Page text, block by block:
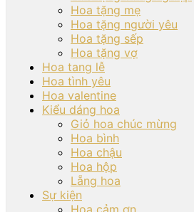
Hoa tặng mẹ
Hoa tặng người yêu
Hoa tặng sếp
Hoa tặng vợ
Hoa tang lễ
Hoa tình yêu
Hoa valentine
Kiểu dáng hoa
Giỏ hoa chúc mừng
Hoa bình
Hoa chậu
Hoa hộp
Lẵng hoa
Sự kiện
Hoa cảm ơn